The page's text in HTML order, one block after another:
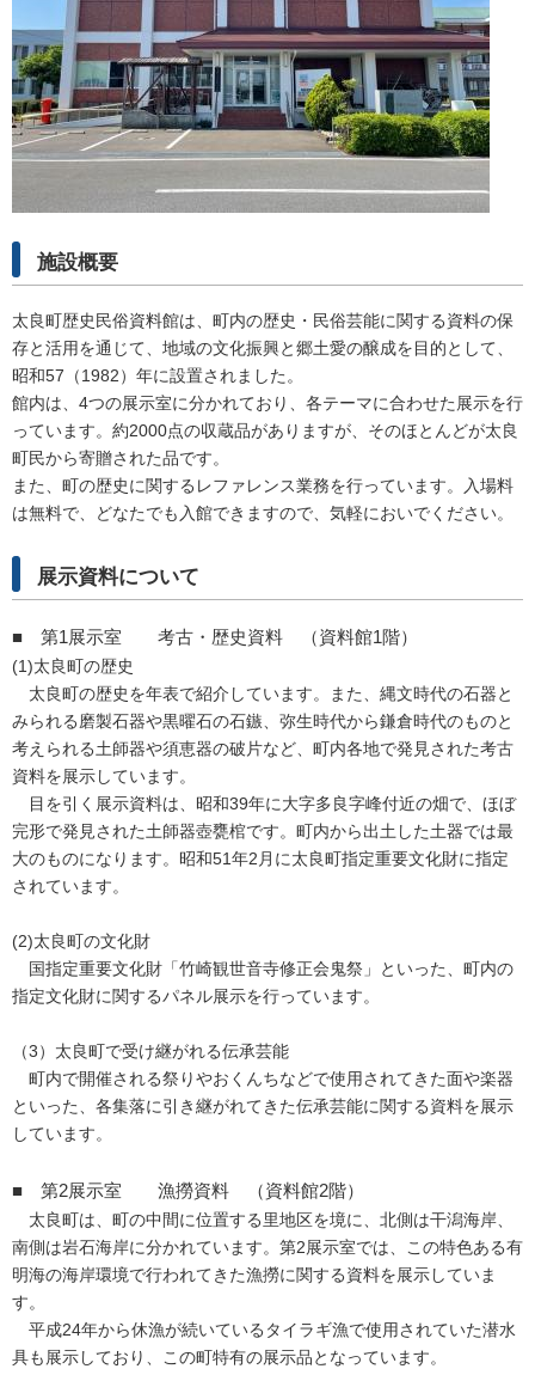
施設概要
太良町歴史民俗資料館は、町内の歴史・民俗芸能に関する資料の保
存と活用を通じて、地域の文化振興と郷土愛の醸成を目的として、
昭和57（1982）年に設置されました。
館内は、4つの展示室に分かれており、各テーマに合わせた展示を行
っています。約2000点の収蔵品がありますが、そのほとんどが太良
町民から寄贈された品です。
また、町の歴史に関するレファレンス業務を行っています。入場料
は無料で、どなたでも入館できますので、気軽においでください。
展示資料について
■ 第1展示室 考古・歴史資料 （資料館1階）
(1)太良町の歴史
太良町の歴史を年表で紹介しています。また、縄文時代の石器と
みられる磨製石器や黒曜石の石鏃、弥生時代から鎌倉時代のものと
考えられる土師器や須恵器の破片など、町内各地で発見された考古
資料を展示しています。
目を引く展示資料は、昭和39年に大字多良字峰付近の畑で、ほぼ
完形で発見された土師器壺甕棺です。町内から出土した土器では最
大のものになります。昭和51年2月に太良町指定重要文化財に指定
されています。
(2)太良町の文化財
国指定重要文化財「竹崎観世音寺修正会鬼祭」といった、町内の
指定文化財に関するパネル展示を行っています。
（3）太良町で受け継がれる伝承芸能
町内で開催される祭りやおくんちなどで使用されてきた面や楽器
といった、各集落に引き継がれてきた伝承芸能に関する資料を展示
しています。
■ 第2展示室 漁撈資料 （資料館2階）
太良町は、町の中間に位置する里地区を境に、北側は干潟海岸、
南側は岩石海岸に分かれています。第2展示室では、この特色ある有
明海の海岸環境で行われてきた漁撈に関する資料を展示していま
す。
平成24年から休漁が続いているタイラギ漁で使用されていた潜水
具も展示しており、この町特有の展示品となっています。